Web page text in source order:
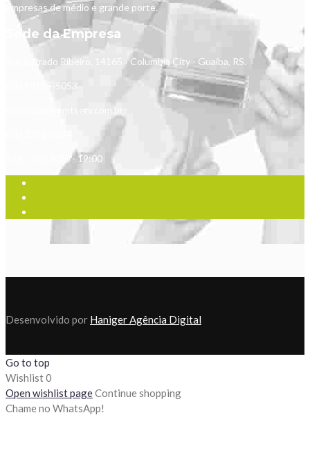
empresas de médio e grande porte.
Sede da Empresa
Rua Barrado Ribeiro, 14165 - Columbia City - Guaíba, RS.
(51) 99155-5053
comercial@mmtserv.com.br
Seg - Sex: 8:00 - 19:00
Desenvolvido por Haniger Agência Digital
Go to top
Wishlist0
Open wishlist pageContinue shopping
Chame no WhatsApp!